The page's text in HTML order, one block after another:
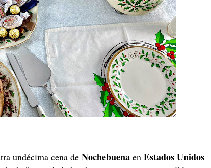
undécima cena de Nochebuena en Estados Unidos